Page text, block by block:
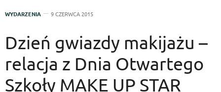
WYDARZENIA 9 CZERWCA 2015
Dzień gwiazdy makijażu –
relacja z Dnia Otwartego
Szkoły MAKE UP STAR